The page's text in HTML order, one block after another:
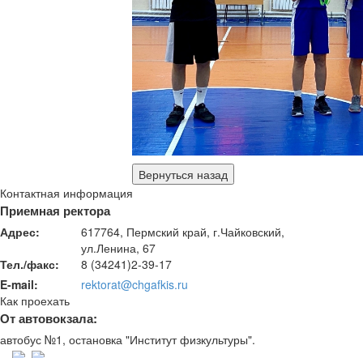
Контактная информация
Приемная ректора
Адрес:
617764, Пермский край, г.Чайковский,
ул.Ленина, 67
Тел./факс:
8 (34241)2-39-17
E-mail:
rektorat@chgafkis.ru
Как проехать
От автовокзала:
автобус №1, остановка "Институт физкультуры".